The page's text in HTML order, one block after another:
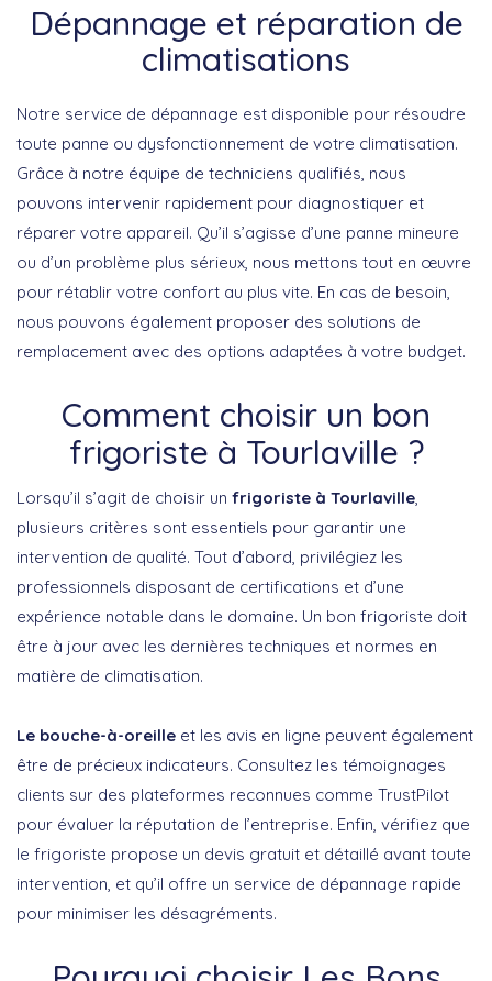
Dépannage et réparation de
climatisations
Notre service de dépannage est disponible pour résoudre
toute panne ou dysfonctionnement de votre climatisation.
Grâce à notre équipe de techniciens qualifiés, nous
pouvons intervenir rapidement pour diagnostiquer et
réparer votre appareil. Qu’il s’agisse d’une panne mineure
ou d’un problème plus sérieux, nous mettons tout en œuvre
pour rétablir votre confort au plus vite. En cas de besoin,
nous pouvons également proposer des solutions de
remplacement avec des options adaptées à votre budget.
Comment choisir un bon
frigoriste à Tourlaville ?
Lorsqu’il s’agit de choisir un frigoriste à Tourlaville
plusieurs critères sont essentiels pour garantir une
intervention de qualité. Tout d’abord, privilégiez les
professionnels disposant de certifications et d’une
expérience notable dans le domaine. Un bon frigoriste doit
être à jour avec les dernières techniques et normes en
matière de climatisation.
Le bouche-à-oreille et les avis en ligne peuvent également
être de précieux indicateurs. Consultez les témoignages
clients sur des plateformes reconnues comme TrustPilot
pour évaluer la réputation de l’entreprise. Enfin, vérifiez que
le frigoriste propose un devis gratuit et détaillé avant toute
intervention, et qu’il offre un service de dépannage rapide
pour minimiser les désagréments.